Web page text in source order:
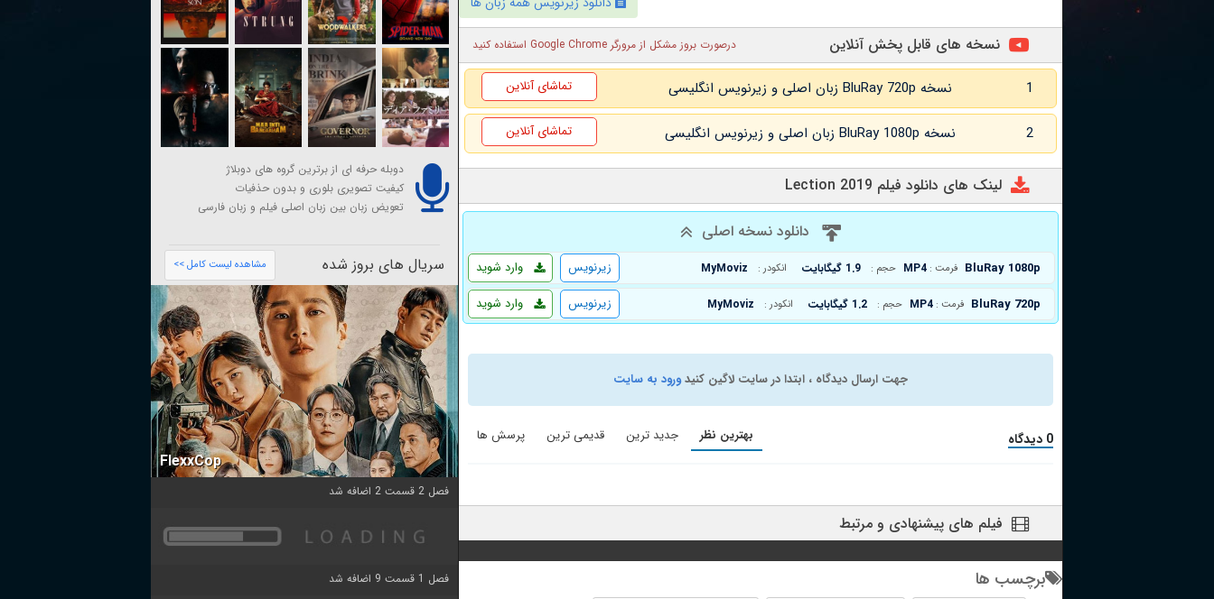
نسخه های قابل پخش آنلاین درصورت بروز مشکل از مرورگر Google Chrome استفاده کنید
1 نسخه BluRay 720p زبان اصلی و زیرنویس انگلیسی تماشای آنلاین
2 نسخه BluRay 1080p زبان اصلی و زیرنویس انگلیسی تماشای آنلاین
لینک های دانلود فیلم Lection 2019
دانلود نسخه اصلی
BluRay 1080p فرمت : MP4 حجم : 1.9 گیگابایت انکودر : MyMoviz وارد شوید
زیرنویس
BluRay 720p فرمت : MP4 حجم : 1.2 گیگابایت انکودر : MyMoviz وارد شوید زیرنویس
جهت ارسال دیدگاه ، ابتدا در سایت لاگین کنیدورود به سایت
0 دیدگاه بهترین نظر جدید ترین قدیمی ترین پرسش ها
فیلم های پیشنهادی و مرتبط
برچسب ها
دوبله حرفه ای از برترین گروه های دوبلاژ
کیفیت تصویری بلوری و بدون حذفیات
تعویض زبان بین زبان اصلی فیلم و زبان فارسی
سریال های بروز شده مشاهده لیست کامل >>
FlexxCop
فصل 2 قسمت 2 اضافه شد
فصل 1 قسمت 9 اضافه شد